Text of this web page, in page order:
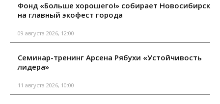
Фонд «Больше хорошего!» собирает Новосибирск
на главный экофест города
09 августа 2026, 12:00
Семинар-тренинг Арсена Рябухи «Устойчивость
лидера»
11 августа 2026, 10:00